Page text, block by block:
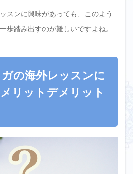
スンに興味があっても、このよう
歩踏み出すのが難しいですよね。
の海外レッスンに
リットデメリット